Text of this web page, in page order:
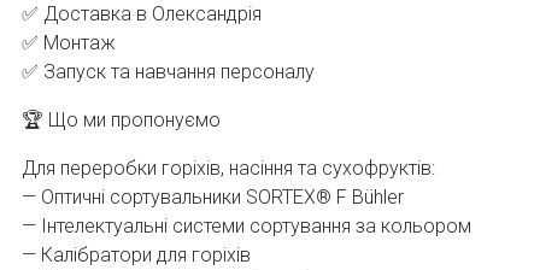
✅ Доставка в Олександрія
✅ Монтаж
✅ Запуск та навчання персоналу
🏆 Що ми пропонуємо
Для переробки горіхів, насіння та сухофруктів:
— Оптичні сортувальники SORTEX® F Bühler
— Інтелектуальні системи сортування за кольором
— Калібратори для горіхів